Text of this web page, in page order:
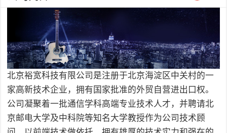
北京裕宽科技有限公司是注册于北京海淀区中关村的一
家高新技术企业，拥有国家批准的外贸自营进出口权。
公司凝聚着一批通信学科高端专业技术人才，并聘请北
京邮电大学及中科院等知名大学教授作为公司技术顾